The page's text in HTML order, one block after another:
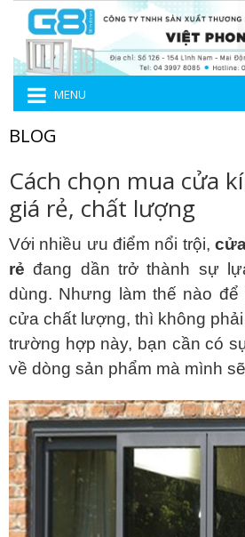
MENU
BLOG
Cách chọn mua cửa
giá rẻ, chất lượng
Với nhiều ưu điểm nổi trội,
rẻ đang dần trở thành sự
dùng. Nhưng làm thế nào
cửa chất lượng, thì không
trường hợp này, bạn cần có
về dòng sản phẩm mà mình